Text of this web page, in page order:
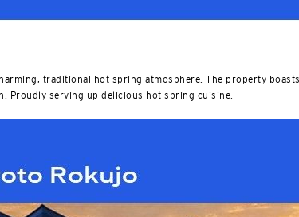
traditional hot spring atmosphere. The property
Proudly serving up delicious hot spring cuisine.
สิงคโปร์
โตเกียว, Japan
ฮ่องกง
เกาะฮ่องกง, Hong Kong